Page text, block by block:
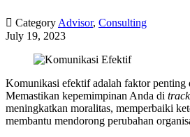
 Category Advisor, Consulting
July 19, 2023
Komunikasi efektif adalah faktor penting
Memastikan kepemimpinan Anda di track
meningkatkan moralitas, memperbaiki
membantu mendorong perubahan